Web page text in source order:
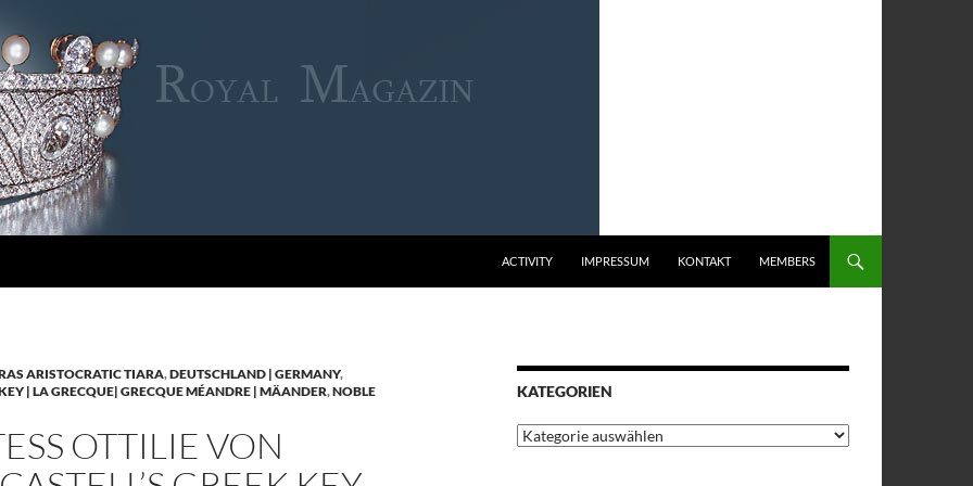
ACTIVITY IMPRESSUM KONTAKT MEMBERS
ARISTOCRATIC TIARA,DEUTSCHLAND | GERMANY,
| LA GRECQUE| GRECQUE MÉANDRE | MÄANDER,NOBLE
OTTILIE VON
KATEGORIEN
Kategorien